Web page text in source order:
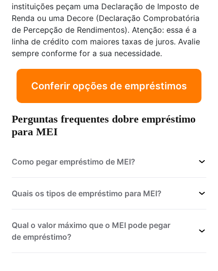
instituições peçam uma Declaração de Imposto de
Renda ou uma Decore (Declaração Comprobatória
de Percepção de Rendimentos). Atenção: essa é a
linha de crédito com maiores taxas de juros. Avalie
sempre conforme for a sua necessidade.
Conferir opções de empréstimos
Perguntas frequentes dobre empréstimo
para MEI
Como pegar empréstimo de MEI?
Quais os tipos de empréstimo para MEI?
Qual o valor máximo que o MEI pode pegar
de empréstimo?